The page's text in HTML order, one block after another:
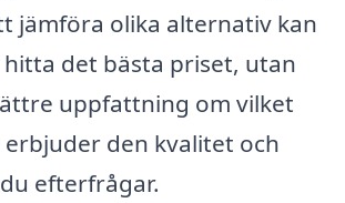
jämföra olika alternativ kan
det bästa priset, utan
uppfattning om vilket
den kvalitet och
efterfrågar.